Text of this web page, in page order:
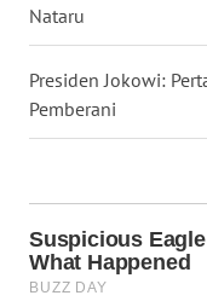
Nataru
Presiden Jokowi:
Pemberani
WN
KALTARA
WN
KALSEL
WN
KALTIM
WN